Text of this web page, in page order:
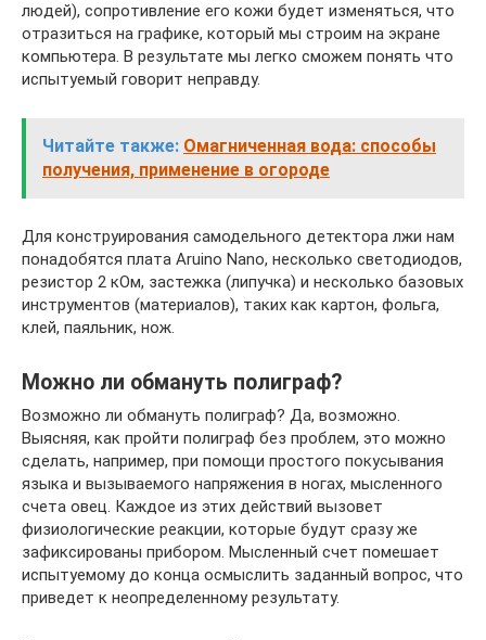
людей), сопротивление его кожи будет изменяться, что
отразиться на графике, который мы строим на экране
компьютера. В результате мы легко сможем понять что
испытуемый говорит неправду.
Читайте также: Омагниченная вода: способы
получения, применение в огороде
Для конструирования самодельного детектора лжи нам
понадобятся плата Aruino Nano, несколько светодиодов,
резистор 2 кОм, застежка (липучка) и несколько базовых
инструментов (материалов), таких как картон, фольга,
клей, паяльник, нож.
Можно ли обмануть полиграф?
Возможно ли обмануть полиграф? Да, возможно.
Выясняя, как пройти полиграф без проблем, это можно
сделать, например, при помощи простого покусывания
языка и вызываемого напряжения в ногах, мысленного
счета овец. Каждое из этих действий вызовет
физиологические реакции, которые будут сразу же
зафиксированы прибором. Мысленный счет помешает
испытуемому до конца осмыслить заданный вопрос, что
приведет к неопределенному результату.